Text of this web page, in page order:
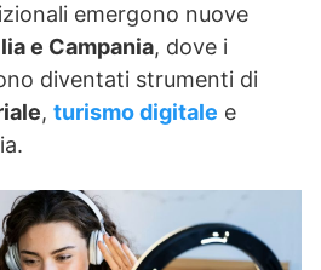
emergono nuove
e Campania, dove i
diventati strumenti di
, turismo digitale e